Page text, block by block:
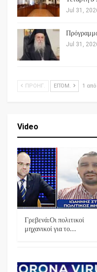
Jul 31,
Jul 31,
ΠΡΟΗΓ. ΕΠΌΜ. 1
Video
Γρεβενά:Οι πολιτικοί
μηχανικοί για το…